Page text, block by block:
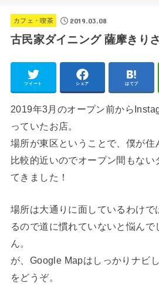
カフェ・喫茶 2019.03.08
古民家ダイニング 薩摩きり
ツイート シェア はてブ
2019年3月のオープン前から
っていたお店。
場所が東区ということで、僕が住
比較的近いのでオープン間もない
てきました！
場所は大通りに面しているわけで
るので道に慣れていないと悩んで
ん。
が、Google Mapはしっかりナビ
をどうぞ。